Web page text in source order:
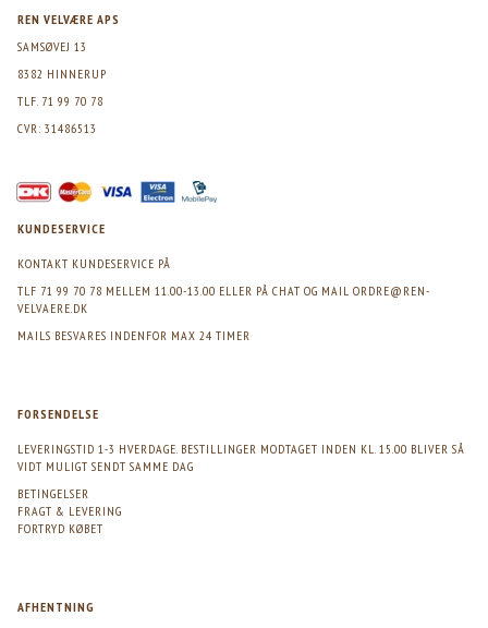
REN VELVÆRE APS
SAMSØVEJ 13
8382 HINNERUP
TLF. 71 99 70 78
CVR: 31486513
KUNDESERVICE
KONTAKT KUNDESERVICE PÅ
TLF 71 99 70 78 MELLEM 11.00-13.00 ELLER PÅ CHAT OG MAIL ORDRE@REN-
VELVAERE.DK
MAILS BESVARES INDENFOR MAX 24 TIMER
FORSENDELSE
LEVERINGSTID 1-3 HVERDAGE. BESTILLINGER MODTAGET INDEN KL. 15.00 BLIVER SÅ
VIDT MULIGT SENDT SAMME DAG
BETINGELSER
FRAGT & LEVERING
FORTRYD KØBET
AFHENTNING